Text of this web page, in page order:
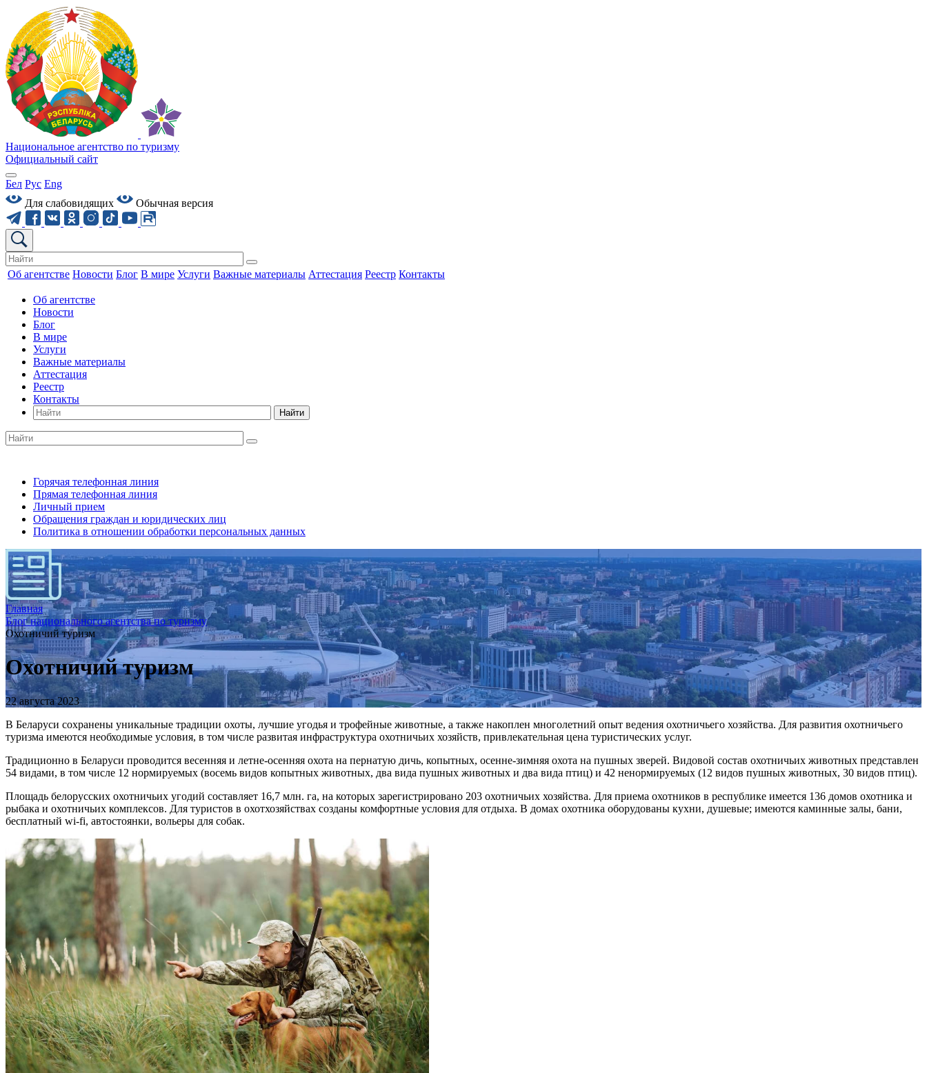
Национальное агентство по туризму
Официальный сайт
Бел Рус Eng
Для слабовидящих
Обычная версия
Об агентстве Новости Блог В мире Услуги Важные материалы Аттестация Реестр Контакты
Об агентстве
Новости
Блог
В мире
Услуги
Важные материалы
Аттестация
Реестр
Контакты
Найти
Горячая телефонная линия
Прямая телефонная линия
Личный прием
Обращения граждан и юридических лиц
Политика в отношении обработки персональных данных
Главная
Блог национального агентства по туризму
Охотничий туризм
Охотничий туризм
22 августа 2023
В Беларуси сохранены уникальные традиции охоты, лучшие угодья и трофейные животные, а также накоплен многолетний опыт ведения охотничьего хозяйства. Для развития охотничьего
туризма имеются необходимые условия, в том числе развитая инфраструктура охотничьих хозяйств, привлекательная цена туристических услуг.
Традиционно в Беларуси проводится весенняя и летне-осенняя охота на пернатую дичь, копытных, осенне-зимняя охота на пушных зверей. Видовой состав охотничьих животных представлен
54 видами, в том числе 12 нормируемых (восемь видов копытных животных, два вида пушных животных и два вида птиц) и 42 ненормируемых (12 видов пушных животных, 30 видов птиц).
Площадь белорусских охотничьих угодий составляет 16,7 млн. га, на которых зарегистрировано 203 охотничьих хозяйства. Для приема охотников в республике имеется 136 домов охотника и
рыбака и охотничьих комплексов. Для туристов в охотхозяйствах созданы комфортные условия для отдыха. В домах охотника оборудованы кухни, душевые; имеются каминные залы, бани,
бесплатный wi-fi, автостоянки, вольеры для собак.